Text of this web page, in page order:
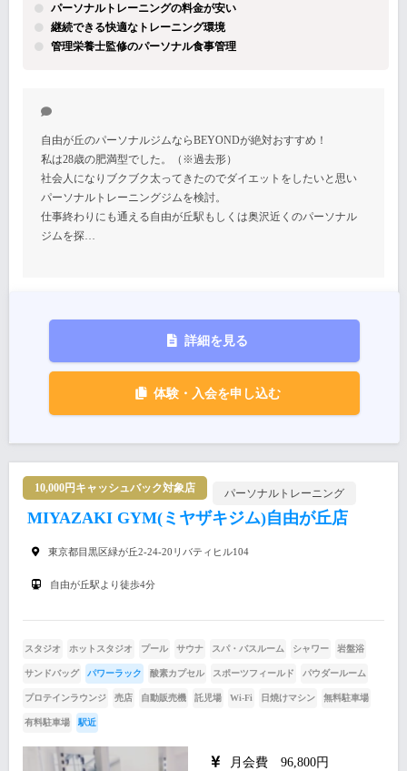
パーソナルトレーニングの料金が安い
継続できる快適なトレーニング環境
管理栄養士監修のパーソナル食事管理
自由が丘のパーソナルジムならBEYONDが絶対おすすめ！
私は28歳の肥満型でした。（※過去形）
社会人になりブクブク太ってきたのでダイエットをしたいと思い
パーソナルトレーニングジムを検討。
仕事終わりにも通える自由が丘駅もしくは奥沢近くのパーソナル
ジムを探…
詳細を見る
体験・入会を申し込む
10,000円キャッシュバック対象店 パーソナルトレーニング
MIYAZAKI GYM(ミヤザキジム)自由が丘店
東京都目黒区緑が丘2-24-20リバティヒル104
自由が丘駅より徒歩4分
スタジオ ホットスタジオ プール サウナ スパ・バスルーム シャワー 岩盤浴
サンドバッグ パワーラック 酸素カプセル スポーツフィールド パウダールーム
プロテインラウンジ 売店 自動販売機 託児場 Wi-Fi 日焼けマシン 無料駐車場
有料駐車場 駅近
月会費 96,800円